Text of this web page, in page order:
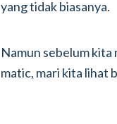
yang tidak biasanya.
Namun sebelum
matic, mari kita lihat